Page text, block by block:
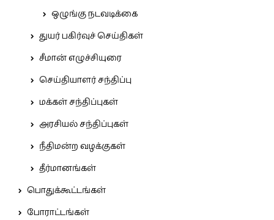
ஒழுங்கு நடவடிக்கை
துயர் பகிர்வுச் செய்திகள்
சீமான் எழுச்சியுரை
செய்தியாளர் சந்திப்பு
மக்கள் சந்திப்புகள்
அரசியல் சந்திப்புகள்
நீதிமன்ற வழக்குகள்
தீர்மானங்கள்
பொதுக்கூட்டங்கள்
போராட்டங்கள்